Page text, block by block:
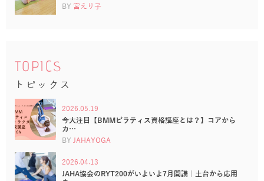
BY 宮えり子
TOPICS
トピックス
2026.05.19
今大注目【BMMピラティス資格講座とは？】コアから
カ…
BY JAHAYOGA
2026.04.13
JAHA協会のRYT200がいよいよ7月開講｜土台から応用